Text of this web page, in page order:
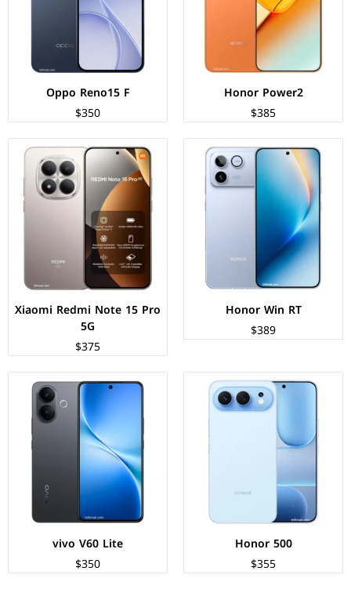
Honor Power2
$385
Oppo Reno15 F
$350
Honor Win RT
$389
نظام التشغيل:Android 16
البطارية:10000 مللي أمبير - 100 واط
عرض المواصفات ←
Xiaomi Redmi Note 15 Pro
5G
$375
6580 مللي امبير - 45 واط
عرض المواصفات ←
Honor 500
$355
الشاشة:AMOLED بحجم 6.55 بوصة بدقة 1264p
المعالج:Qualcomm Snapdragon 8s Gen 4
الكاميرات: خلفية 200+12 م.ب/ امامية 50 م.ب
الذاكرة+الرام:
نظام التشغيل:
البطارية:8000 مللي أمبير - 80 واط
عرض المواصفات ←
vivo V60 Lite
$350
الشاشة:AMOLED بحجم 6.77 بوصة بدقة FHD+
المعالج:
الكاميرات:
خلفية 50+8 م.ب/ امامية 32 م.ب.
الذاكرة+الرام:256 + 8 جيجابايت
نظام التشغيل:Android 15
البطارية:6500 مللي أمبير - 90 واط
عرض المواصفات ←
المعالج:
الكاميرات: خلفية 50+12+8 م.ب/ أمامية 50 م.ب
الذاكرة+الرام:
نظام التشغيل:
البطارية:5500 مللي أمبير - 100 واط
عرض المواصفات ←
المعالج:
الكاميرات: خلفية 200+50+12 م.ب/ امامية 50+2 م.ب
الذاكرة+الرام:256/512 + 16 جيجابايت
نظام التشغيل:Android 15
البطارية:6000 مللي امبير - 100 واط
عرض المواصفات ←